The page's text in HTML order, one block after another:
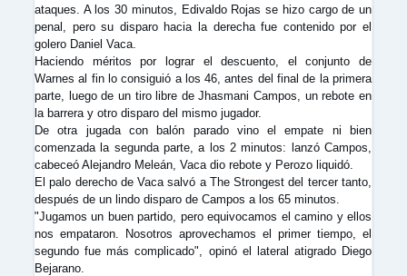
ataques. A los 30 minutos, Edivaldo Rojas se hizo cargo de un
penal, pero su disparo hacia la derecha fue contenido por el
golero Daniel Vaca.
Haciendo méritos por lograr el descuento, el conjunto de
Warnes al fin lo consiguió a los 46, antes del final de la primera
parte, luego de un tiro libre de Jhasmani Campos, un rebote en
la barrera y otro disparo del mismo jugador.
De otra jugada con balón parado vino el empate ni bien
comenzada la segunda parte, a los 2 minutos: lanzó Campos,
cabeceó Alejandro Meleán, Vaca dio rebote y Perozo liquidó.
El palo derecho de Vaca salvó a The Strongest del tercer tanto,
después de un lindo disparo de Campos a los 65 minutos.
"Jugamos un buen partido, pero equivocamos el camino y ellos
nos empataron. Nosotros aprovechamos el primer tiempo, el
segundo fue más complicado", opinó el lateral atigrado Diego
Bejarano.